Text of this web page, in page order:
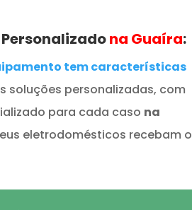
na Guaíra:
tem características
soluções personalizadas, com
para cada caso na
eletrodomésticos recebam o